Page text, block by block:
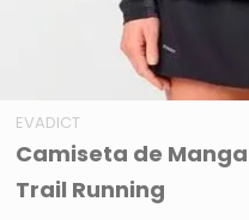
EVADICT
Camiseta de
Trail Running